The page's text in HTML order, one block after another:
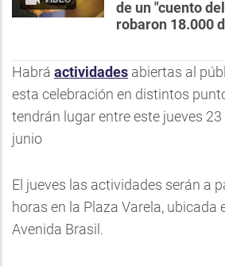
de un "cuento
robaron 18.000
Habrá actividades abiertas al
esta celebración en distintos
tendrán lugar entre este jueves
junio
El jueves las actividades serán a
horas en la Plaza Varela, ubicada
Avenida Brasil.